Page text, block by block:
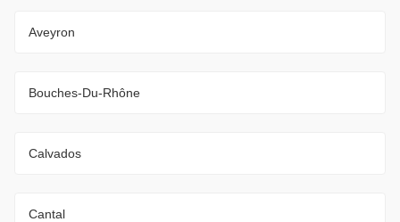
Aveyron
Bouches-Du-Rhône
Calvados
Cantal